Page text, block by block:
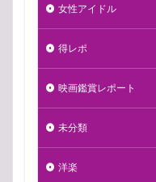
女性アイドル
得レポ
映画鑑賞レポート
未分類
洋楽